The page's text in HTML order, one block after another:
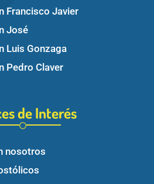
Francisco Javier
José
Luis Gonzaga
Pedro Claver
de Interés
nosotros